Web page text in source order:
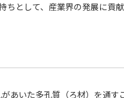
として、産業界の発展に貢献
あいた多孔質（ろ材）を通す